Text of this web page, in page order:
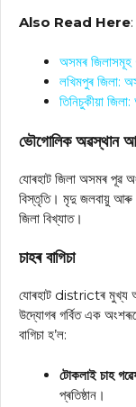
Also Read Here:
অসমৰ
লখিমপুৰ জিলা:
তিনিচুকীয়া
ভৌগোলিক অৱস্থান
যোৰহাট জিলা অসমৰ পূৱ
বিস্তৃতি। মৃদু জলবায়ু আৰু
জিলা বিখ্যাত।
চাহৰ বাগিচা
যোৰহাট districtৰ মুখ্য
উদ্যোগৰ গৰ্বিত এক
বাগিচা হ’ল:
টোকলাই চাহ
প্ৰতিষ্ঠান।